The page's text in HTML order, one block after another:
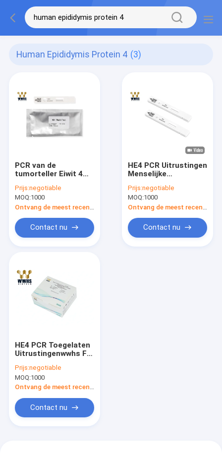
Human Epididymis Protein 4 (3)
PCR van de
tumorteller Eiwit 4
time van de
Uitrustingen de
Menselijke Bijbal
Prijs:negotiable
MOQ:1000
Contact nu
HE4 PCR Uitrustingen
Menselijke
Inheemse Proteïne 4
in real time van
Menselijke
Toegelaten de
Uitrustingsoem van
de
Prijs:negotiable
MOQ:1000
Contact nu
HE4 PCR Toegelaten
Uitrustingenwwhs FIA
Test Kit OEM in real
time
Prijs:negotiable
MOQ:1000
Contact nu